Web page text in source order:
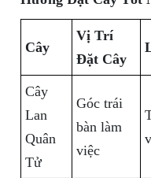
Cây
Vị Trí
Đặt Cây
Cây
Lan
Quân
Tử
Góc trái
bàn làm
việc